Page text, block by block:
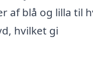
af blå og lilla til
hvilket gi